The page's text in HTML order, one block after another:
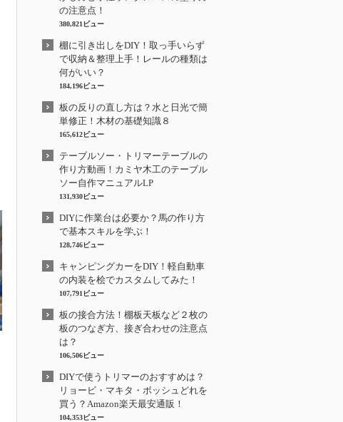
の注意点！
380,821ビュー
棚に引き出しをDIY！取っ手いらず
で収納＆整理上手！レールの種類は
何がいい？
184,196ビュー
板の反りの直し方は？水と日光で簡
単修正！木材の基礎知識８
165,612ビュー
テーブルソー・トリマーテーブルの
作り方動画！カミヤ木工のテーブル
ソー自作マニュアルLP
131,930ビュー
DIYに作業台は必要か？馬の作り方
で基本スキルを学ぶ！
128,746ビュー
キャンピングカーをDIY！軽自動車
の内装を桧でカスタムしてみた！
107,791ビュー
板の接合方法！棚板天板など２枚の
板のつなぎ方、接ぎ合わせの注意点
は？
106,506ビュー
DIYで使うトリマーのおすすめは？
リョービ・マキタ・ボッシュどれを
買う？Amazon楽天最安通販！
104,353ビュー